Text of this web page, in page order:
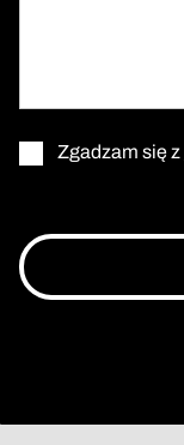
Zgadzam się z